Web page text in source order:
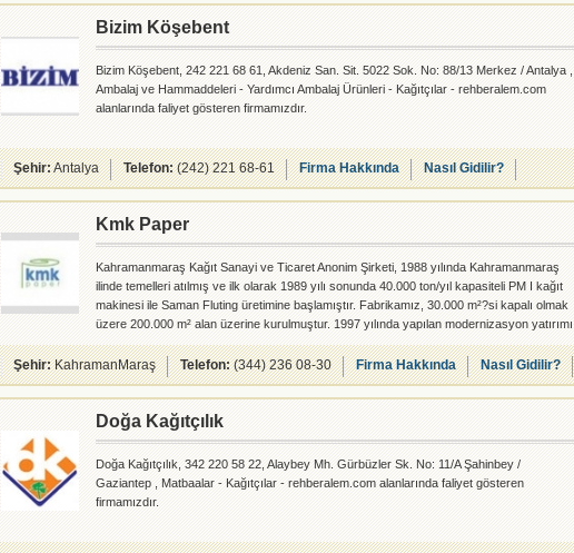
Bizim Köşebent
Bizim Köşebent, 242 221 68 61, Akdeniz San. Sit. 5022 Sok. No: 88/13 Merkez / Antalya ,
Ambalaj ve Hammaddeleri - Yardımcı Ambalaj Ürünleri - Kağıtçılar - rehberalem.com
alanlarında faliyet gösteren firmamızdır.
Şehir:Antalya Telefon:(242) 221 68-61 Firma Hakkında Nasıl Gidilir?
Kmk Paper
Kahramanmaraş Kağıt Sanayi ve Ticaret Anonim Şirketi, 1988 yılında Kahramanmaraş
ilinde temelleri atılmış ve ilk olarak 1989 yılı sonunda 40.000 ton/yıl kapasiteli PM I kağıt
makinesi ile Saman Fluting üretimine başlamıştır. Fabrikamız, 30.000 m²?si kapalı olmak
üzere 200.000 m² alan üzerine kurulmuştur. 1997 yılında yapılan modernizasyon yatırımı
ve komple yeni bir yatırım olan PM II kağıt makinesi?nin de üretime katılmasıyla
kapasitesini 110.000 ton/yıl?a çıkarmış bulunmaktadır. Kurulduğu günden bugüne olukl
Şehir:KahramanMaraş Telefon:(344) 236 08-30 Firma Hakkında Nasıl Gidilir?
Doğa Kağıtçılık
Doğa Kağıtçılık, 342 220 58 22, Alaybey Mh. Gürbüzler Sk. No: 11/A Şahinbey /
Gaziantep , Matbaalar - Kağıtçılar - rehberalem.com alanlarında faliyet gösteren
firmamızdır.